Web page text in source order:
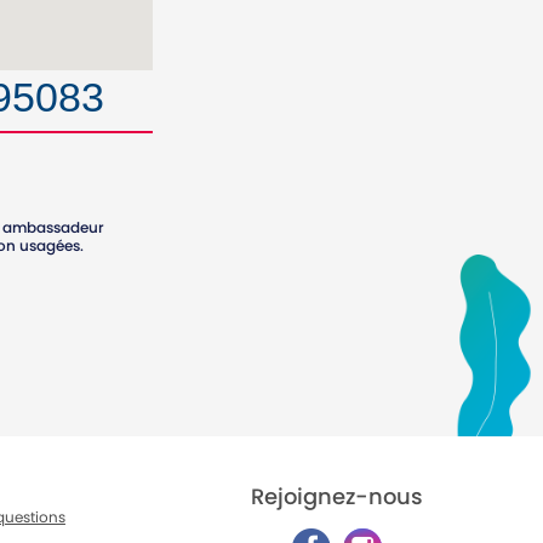
ambassadeur
usagées.
Rejoignez-nous